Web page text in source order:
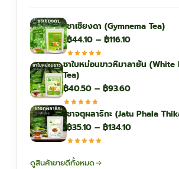
ชาเชียงดา (Gymnema Tea)
฿44.10 – ฿116.10Price
฿44.10
฿116.10
ชาใบหม่อนขาวหิมาลายัน
Tea)
฿40.50 – ฿93.60Price
฿40.50
through
ชาจตุผลาธิกะ (Jatu Phala
฿35.10 – ฿134.10Price
ดูสินค้าขายดีทั้งหมด